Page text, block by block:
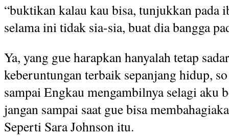
“buktikan kalau kau bisa, tunjukkan pada
selama ini tidak sia-sia, buat dia bangga
Ya, yang gue harapkan hanyalah tetap
keberuntungan terbaik sepanjang hidup,
sampai Engkau mengambilnya selagi aku
jangan sampai saat gue bisa
Seperti Sara Johnson itu.